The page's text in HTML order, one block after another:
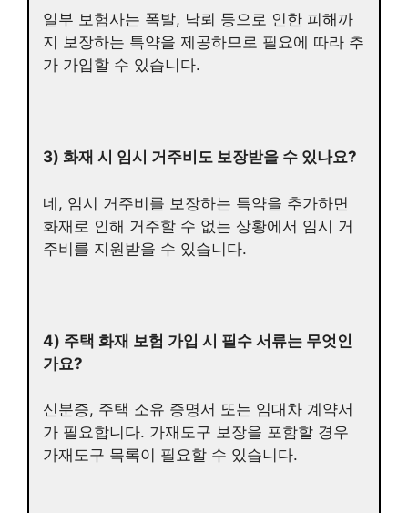
일부 보험사는 폭발, 낙뢰 등으로 인한 피해까
지 보장하는 특약을 제공하므로 필요에 따라 추
가 가입할 수 있습니다.
3) 화재 시 임시 거주비도 보장받을 수 있나요?
네, 임시 거주비를 보장하는 특약을 추가하면
화재로 인해 거주할 수 없는 상황에서 임시 거
주비를 지원받을 수 있습니다.
4) 주택 화재 보험 가입 시 필수 서류는 무엇인
가요?
신분증, 주택 소유 증명서 또는 임대차 계약서
가 필요합니다. 가재도구 보장을 포함할 경우
가재도구 목록이 필요할 수 있습니다.